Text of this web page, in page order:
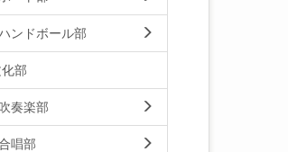
ンドボール部
部
吹奏楽部
唱部